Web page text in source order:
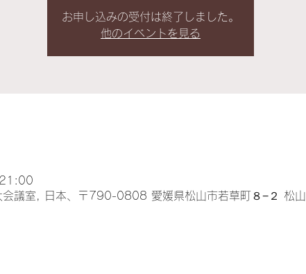
お申し込みの受付は終了しました。
他のイベントを見る
議室, 日本、〒790-0808 愛媛県松山市若草町８−２ 松山